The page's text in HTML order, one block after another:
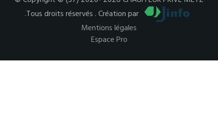
.Tous droits réservés . Création par
Mentions légales
Espace Pro